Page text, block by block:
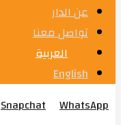
عن الدار
تواصل معنا
العربية
English
Snapchat
WhatsApp